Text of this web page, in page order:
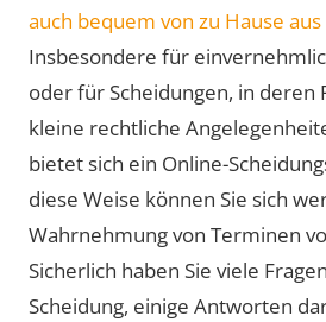
auch bequem von zu Hause
Insbesondere für
oder für Scheidungen, in deren
kleine rechtliche
bietet sich ein Online-
diese Weise können Sie sich
Wahrnehmung von Terminen
Sicherlich haben Sie viele
Scheidung, einige Antworten